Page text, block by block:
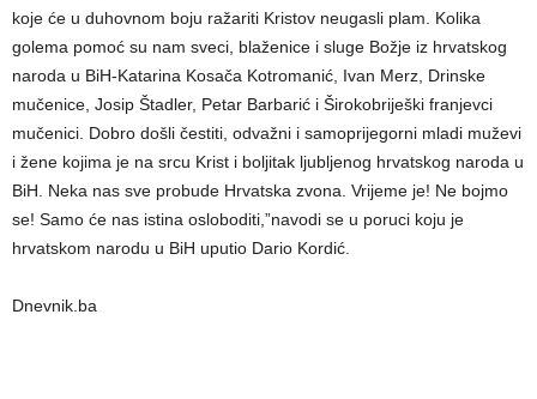
koje će u duhovnom boju ražariti Kristov neugasli plam. Kolika
golema pomoć su nam sveci, blaženice i sluge Božje iz hrvatskog
naroda u BiH-Katarina Kosača Kotromanić, Ivan Merz, Drinske
mučenice, Josip Štadler, Petar Barbarić i Širokobriješki franjevci
mučenici. Dobro došli čestiti, odvažni i samoprijegorni mladi muževi
i žene kojima je na srcu Krist i boljitak ljubljenog hrvatskog naroda u
BiH. Neka nas sve probude Hrvatska zvona. Vrijeme je! Ne bojmo
se! Samo će nas istina osloboditi,”navodi se u poruci koju je
hrvatskom narodu u BiH uputio Dario Kordić.
Dnevnik.ba